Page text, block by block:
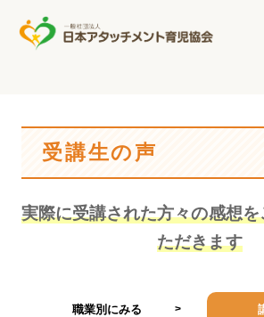
受講生の声
実際に受講された方々の感想
ただきます
職業別にみる